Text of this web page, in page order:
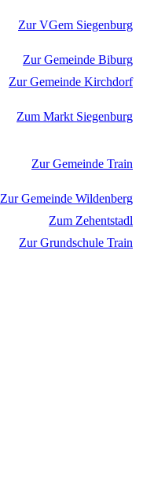
Zur VGem Siegenburg
Zur Gemeinde Biburg
Zur Gemeinde Kirchdorf
Zum Markt Siegenburg
Zur Gemeinde Train
Zur Gemeinde Wildenberg
Zum Zehentstadl
Zur Grundschule Train